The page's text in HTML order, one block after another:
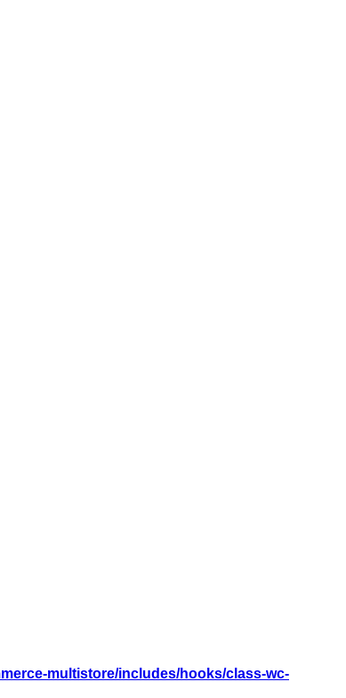
multistore/includes/hooks/class-wc-